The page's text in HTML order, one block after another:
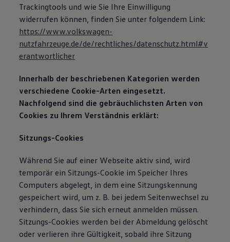
Trackingtools und wie Sie Ihre Einwilligung
widerrufen können, finden Sie unter folgendem Link:
https://www.volkswagen-
nutzfahrzeuge.de/de/rechtliches/datenschutz.html#v
erantwortlicher
Innerhalb der beschriebenen Kategorien werden
verschiedene Cookie-Arten eingesetzt.
Nachfolgend sind die gebräuchlichsten Arten von
Cookies zu Ihrem Verständnis erklärt:
Sitzungs-Cookies
Während Sie auf einer Webseite aktiv sind, wird
temporär ein Sitzungs-Cookie im Speicher Ihres
Computers abgelegt, in dem eine Sitzungskennung
gespeichert wird, um z. B. bei jedem Seitenwechsel zu
verhindern, dass Sie sich erneut anmelden müssen.
Sitzungs-Cookies werden bei der Abmeldung gelöscht
oder verlieren ihre Gültigkeit, sobald ihre Sitzung